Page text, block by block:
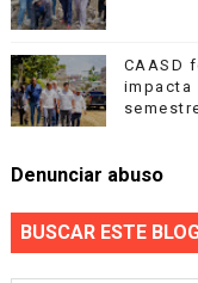
CAASD
impacta
Denunciar abuso
BUSCAR ESTE